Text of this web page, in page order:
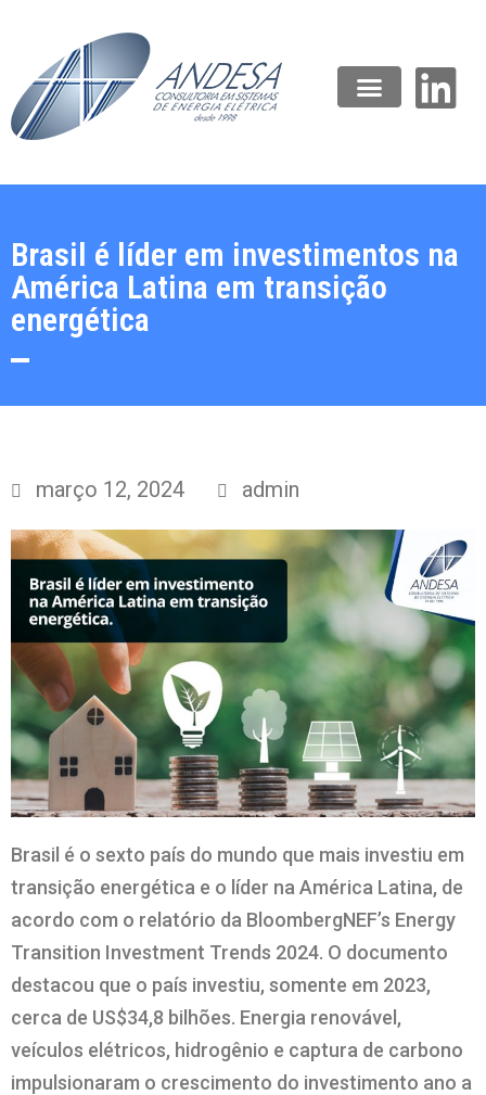
Brasil é líder em investimentos na
América Latina em transição
energética
março 12, 2024 admin
Brasil é o sexto país do mundo que mais investiu em
transição energética e o líder na América Latina, de
acordo com o relatório da BloombergNEF’s Energy
Transition Investment Trends 2024. O documento
destacou que o país investiu, somente em 2023,
cerca de US$34,8 bilhões. Energia renovável,
veículos elétricos, hidrogênio e captura de carbono
impulsionaram o crescimento do investimento ano a